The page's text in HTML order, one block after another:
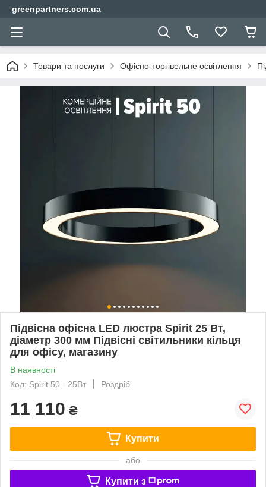
greenpartners.com.ua
Товари та послуги Офісно-торгівельне освітлення
Підвісна офісна LED люстра Spirit 25 Вт,
діаметр 300 мм Підвісні світильники кільця
для офісу, магазину
В наявності
Код: Spirit 50 - 25Вт
Роздріб
11 110 ₴
Купити
або
Купити з